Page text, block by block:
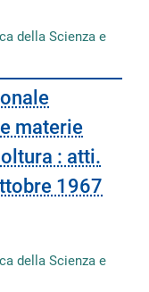
della Scienza e
materie
: atti.
1967
della Scienza e